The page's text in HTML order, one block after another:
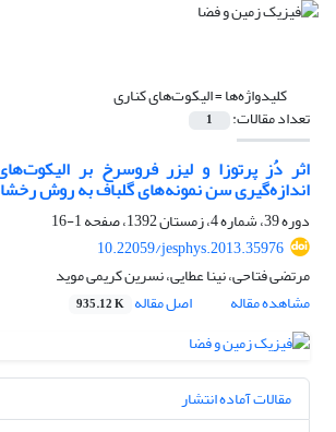
کلیدواژه‌ها =الیکوت‌‌های کناری
تعداد مقالات: 1
اثر دُز پرتوزا و لیزر فروسرخ بر
اندازه‌گیری سن نمونه‌‌های گلباف به روش
دوره 39، شماره 4، زمستان 1392، صفحه
1-16
10.22059/jesphys.2013.35976
مرتضی فتاحی، نینا عطایی، نسرین کریمی موید
مشاهده مقاله
اصل مقاله 935.12 K
مقالات آماده انتشار